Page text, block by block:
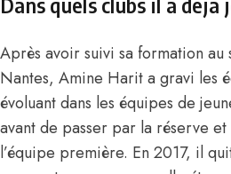
Dans quels clubs il a déjà
Après avoir suivi sa formation au
Nantes, Amine Harit a gravi les
évoluant dans les équipes de
avant de passer par la réserve
l’équipe première. En 2017, il